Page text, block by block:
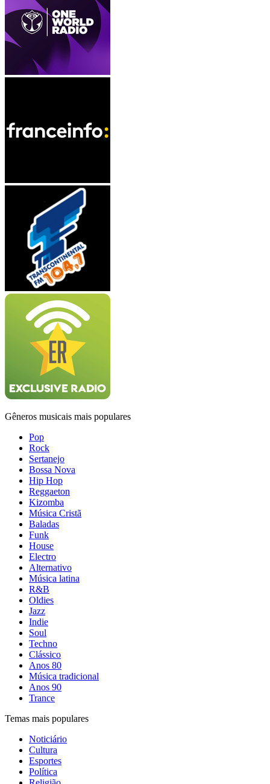
Gêneros musicais mais populares
Pop
Rock
Sertanejo
Bossa Nova
Hip Hop
Reggaeton
Kizomba
Música Cristã
Baladas
Funk
House
Electro
Alternativo
Música latina
R&B
Oldies
Jazz
Indie
Soul
Techno
Clássico
Anos 80
Música tradicional
Anos 90
Trance
Temas mais populares
Noticiário
Cultura
Esportes
Política